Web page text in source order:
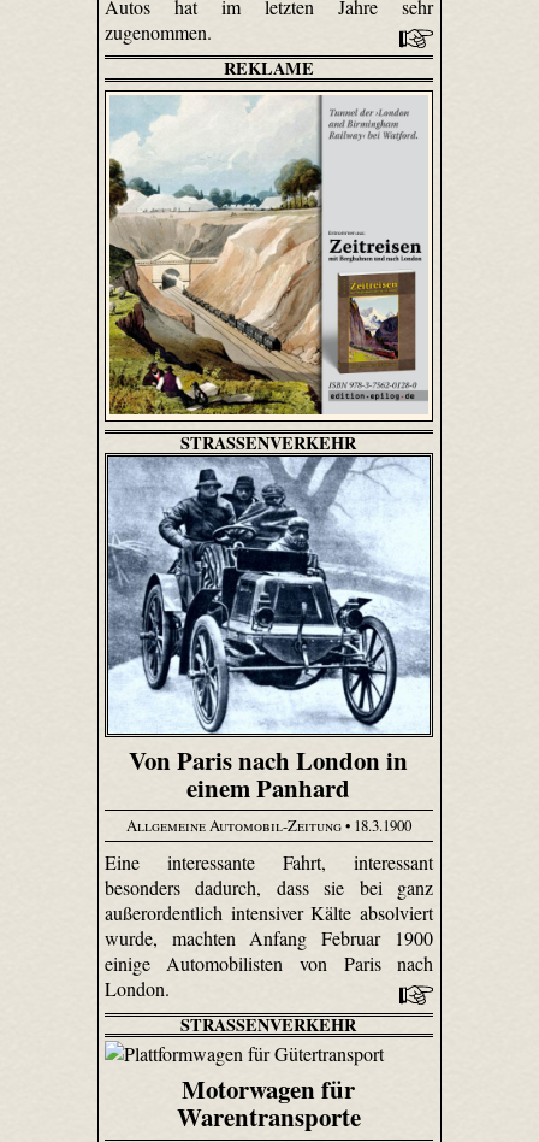
Autos hat im letzten Jahre sehr
zugenommen.
REKLAME
STRASSENVERKEHR
Von Paris nach London in
einem Panhard
Allgemeine Automobil-Zeitung• 18.3.1900
Eine interessante Fahrt, interessant
besonders dadurch, dass sie bei ganz
außerordentlich intensiver Kälte absolviert
wurde, machten Anfang Februar 1900
einige Automobilisten von Paris nach
London.
STRASSENVERKEHR
Motorwagen für
Warentransporte